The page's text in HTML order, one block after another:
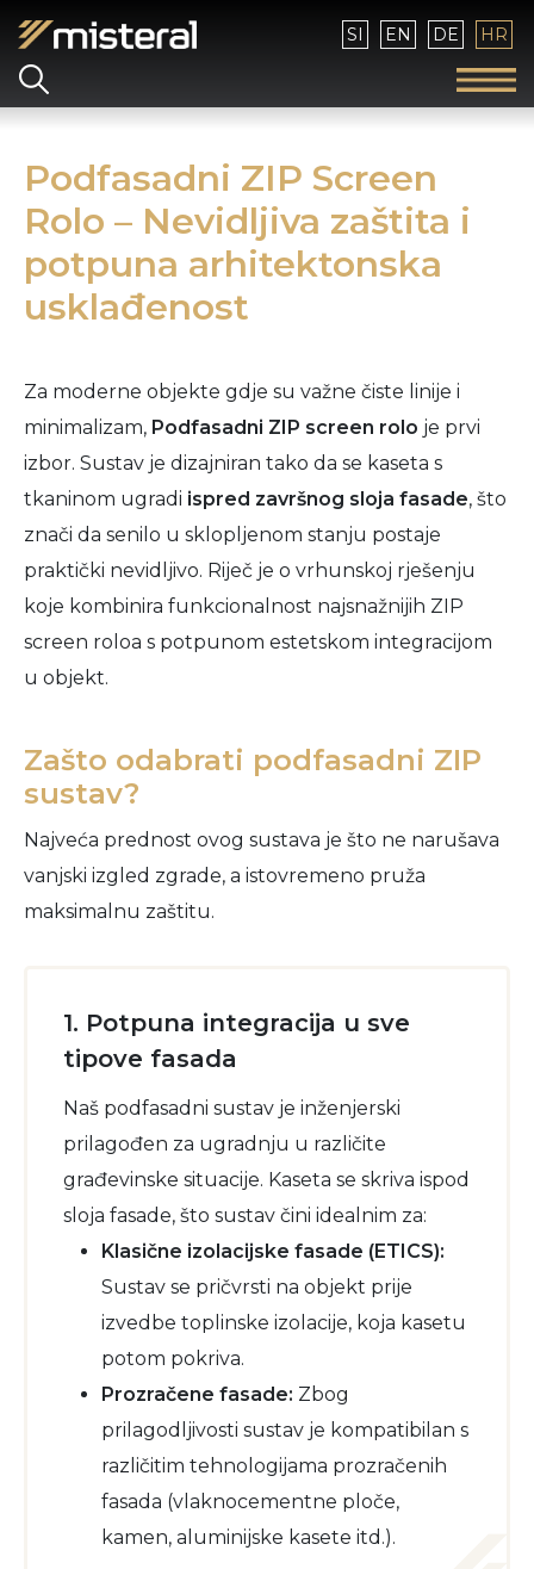
Izaberite vaš jezik
SI EN DE HR
Podfasadni ZIP Screen
Rolo – Nevidljiva zaštita i
potpuna arhitektonska
usklađenost
Za moderne objekte gdje su važne čiste linije i
minimalizam, Podfasadni ZIP screen rolo je prvi
izbor. Sustav je dizajniran tako da se kaseta s
tkaninom ugradi ispred završnog sloja fasade, što
znači da senilo u sklopljenom stanju postaje
praktički nevidljivo. Riječ je o vrhunskoj rješenju
koje kombinira funkcionalnost najsnažnijih ZIP
screen roloa s potpunom estetskom integracijom
u objekt.
Zašto odabrati podfasadni ZIP
sustav?
Najveća prednost ovog sustava je što ne narušava
vanjski izgled zgrade, a istovremeno pruža
maksimalnu zaštitu.
1. Potpuna integracija u sve
tipove fasada
Naš podfasadni sustav je inženjerski
prilagođen za ugradnju u različite
građevinske situacije. Kaseta se skriva ispod
sloja fasade, što sustav čini idealnim za:
Klasične izolacijske fasade (ETICS):
Sustav se pričvrsti na objekt prije
izvedbe toplinske izolacije, koja kasetu
potom pokriva.
Prozračene fasade: Zbog
prilagodljivosti sustav je kompatibilan s
različitim tehnologijama prozračenih
fasada (vlaknocementne ploče,
kamen, aluminijske kasete itd.).